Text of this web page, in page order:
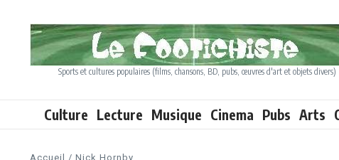
Sports et cultures populaires (films, chansons, BD, pubs, œuvres d'art et objets divers)
Culture Lecture Musique Cinema Pubs Arts
Accueil / Nick Hornby